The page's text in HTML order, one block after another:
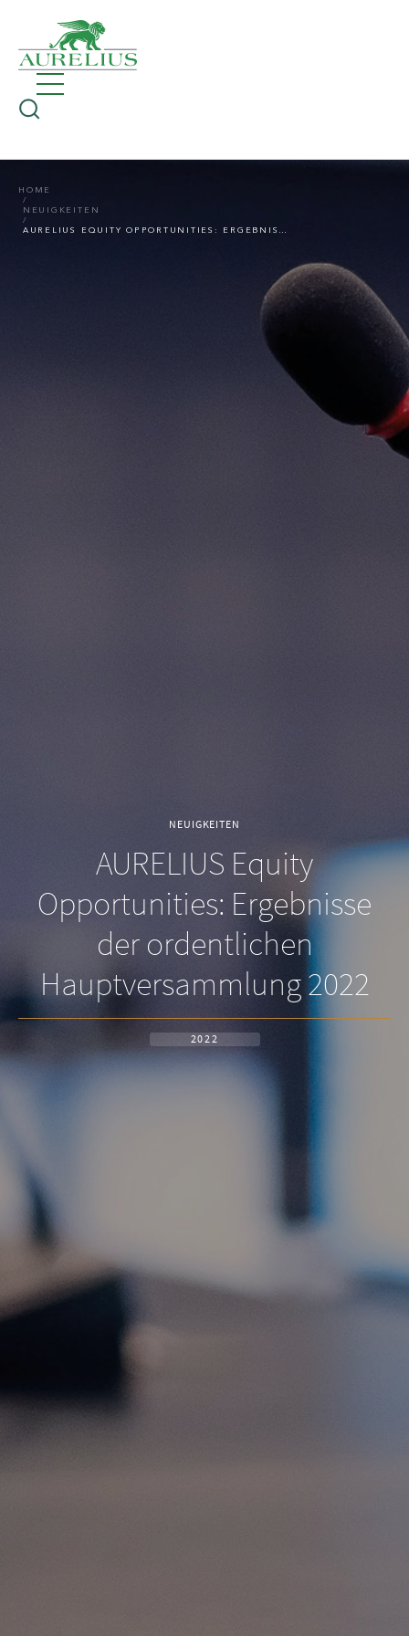
HOME
NEUIGKEITEN
AURELIUS EQUITY OPPORTUNITIES: ERGEBNISSE DER ORDENTLICHEN HAUPTVERSAMMLUNG 2022
NEUIGKEITEN
AURELIUS Equity
Opportunities: Ergebnisse
der ordentlichen
Hauptversammlung 2022
2022